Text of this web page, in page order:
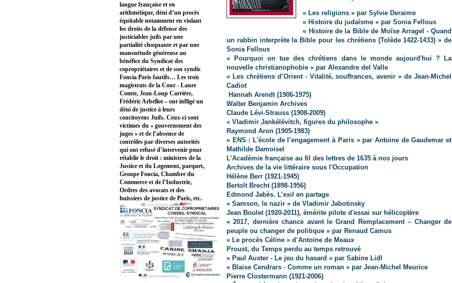
« Les religions » par Sylvie Deraime
« Histoire du judaïsme » par Sonia Fellous
« Histoire de la Bible de Moïse Arragel - Quand
un rabbin interprète la Bible pour les chrétiens (Tolède 1422-1433) » de
Sonia Fellous
« Pourquoi on tue des chrétiens dans le monde aujourd'hui ? La
nouvelle christianophobie » par Alexandre del Valle
« Les chrétiens d’Orient - Vitalité, souffrances, avenir » de Jean-Michel
Cadiot
Hannah Arendt (1906-1975)
Walter Benjamin Archives
Claude Lévi-Strauss (1908-2009)
« Vladimir Jankélévitch, figures du philosophe »
Raymond Aron (1905-1983)
« ENS : L'école de l’engagement à Paris » par Antoine de Gaudemar et
Mathilde Damoisel
L’Académie française au fil des lettres de 1635 à nos jours
Archives de la vie littéraire sous l'Occupation
Hélène Berr (1921-1945)
Bertolt Brecht (1898-1956)
Edmond Jabès. L’exil en partage
« Samson, le nazir » de Vladimir Jabotinsky
Jean Boulet (1920-2011), émérite pilote d'essai sur hélicoptère
« 2017, dernière chance avant le Grand Remplacement – Changer de
peuple ou changer de politique » par Renaud Camus
« Le procès Céline » d’Antoine de Meaux
Proust, du Temps perdu au temps retrouvé
« Paul Auster - Le jeu du hasard » par Sabine Lidl
« Blaise Cendrars - Comme un roman » par Jean-Michel Meurice
Pierre Clostermann (1921-2006)
langue française et en
arithmétique, déni d’un procès
équitable notamment en violant
les droits de la défense des
justiciables juifs par une
partialité choquante et par une
mansuétude généreuse au
bénéfice du Syndicat des
copropriétaires et de son syndic
Foncia Paris fautifs… Les trois
magistrats de la Cour - Laure
Comte, Jean-Loup Carrière,
Frédéric Arbellot – ont infligé un
déni de justice à leurs
concitoyens Juifs. Ceux-ci sont
victimes du « gouvernement des
juges » et de l’absence de
contrôles par diverses autorités
qui ont refusé d’intervenir pour
rétablir le droit : ministres de la
Justice et du Logement, parquet,
Groupe Foncia, Chambre du
Commerce et de l’Industrie,
Ordres des avocats et des
huissiers de justice de Paris, etc.